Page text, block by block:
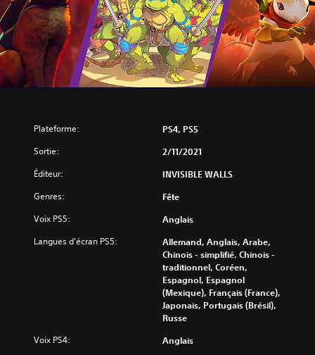
Plateforme: PS4, PS5
Sortie: 2/11/2021
Éditeur: INVISIBLE WALLS
Genres: Fête
Voix PS5: Anglais
Langues d'écran PS5:
Allemand, Anglais, Arabe,
Chinois - simplifié, Chinois -
traditionnel, Coréen,
Espagnol, Espagnol
(Mexique), Français (France),
Japonais, Portugais (Brésil),
Russe
Voix PS4: Anglais